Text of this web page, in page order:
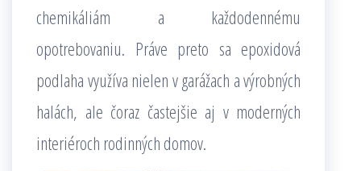
chemikáliám a každodennému
opotrebovaniu. Práve preto sa epoxidová
podlaha využíva nielen v garážach a výrobných
halách, ale čoraz častejšie aj v moderných
interiéroch rodinných domov.